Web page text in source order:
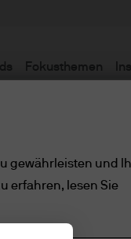
Fokusthemen
gewährleisten und
erfahren, lesen Sie